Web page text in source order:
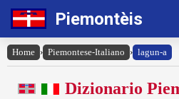
Piemontèis
Home › Piemontese-Italiano › lagun-a
Dizionario